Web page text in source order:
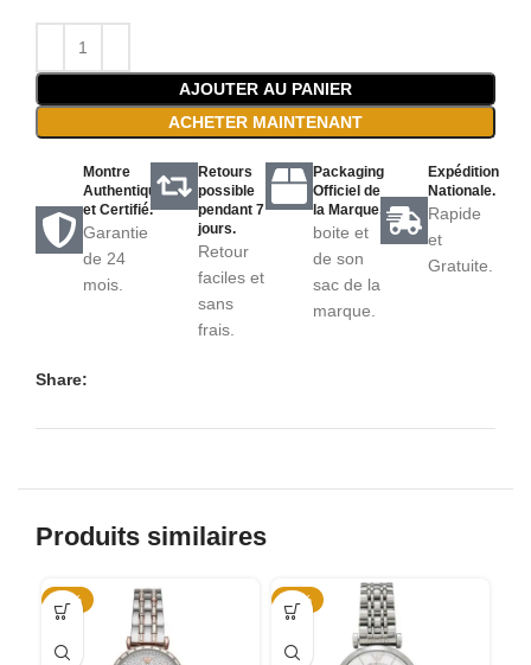
AJOUTER AU PANIER
ACHETER MAINTENANT
Montre
Authentique
et Certifié.
Garantie
de 24
mois.
Retours
possible
pendant 7
jours.
Retour
faciles et
sans
frais.
Packaging
Officiel de
la Marque.
boite et
de son
sac de la
marque.
Expédition
Nationale.
Rapide
et
Gratuite.
Share:
Produits similaires
-43% -44%